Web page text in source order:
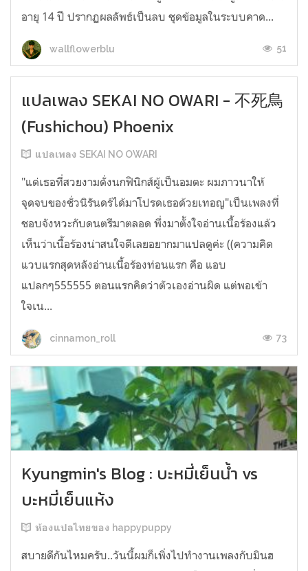
อายุ 14 ปี ปรากฏผลลัพธ์เป็นลบ ชุดข้อมูลในระบบคาด...
wallflowerblu 51
แปลเพลง SEKAI NO OWARI - 不死鳥
(Fushichou) Phoenix
แปลเพลง SEKAI NO OWARI
"แด่เธอที่สวยงามดั่งนกฟินิกส์ผู้เป็นอมตะ ผมภาวนาให้
จุดจบของชั่วนิรันดร์ได้มาโปรดเธอด้วยเทอญ"เป็นเพลงที่
ชอบจังหวะกับดนตรีมาตลอด พึ่งมาตั้งใจอ่านเนื้อร้องแล้ว
เห็นว่าเนื้อร้องน่าสนใจดีเลยอยากมาแปลดูค่ะ ((ความคิด
แวบแรกสุดหลังอ่านเนื้อร้องท่อนแรก คือ แอบ
แปลกๆ555555 ตอนแรกคิดว่าตัวเองอ่านผิด แต่พอเข้า
ใจเน...
cinnamon_roll 73
Kyungmin's Blog : บะหมี่เย็นน้ำ vs
บะหมี่เย็นแห้ง
ห้องแปลไทยของ happypuppy
สบายดีกันไหมครับ..วันนี้ผมก็เพิ่งไปทำงานเพลงกับมินฮ